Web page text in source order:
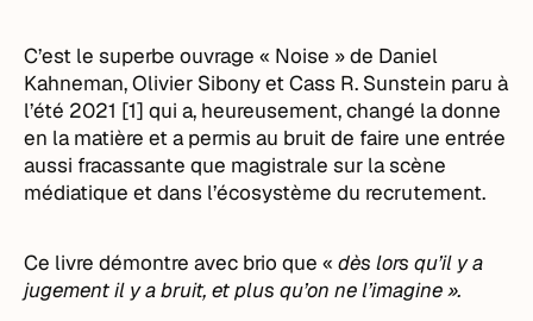
C’est le superbe ouvrage « Noise » de Daniel
Kahneman, Olivier Sibony et Cass R. Sunstein paru à
l’été 2021 [1] qui a, heureusement, changé la donne
en la matière et a permis au bruit de faire une entrée
aussi fracassante que magistrale sur la scène
médiatique et dans l’écosystème du recrutement.
Ce livre démontre avec brio que «dès lors qu’il y a
jugement il y a bruit, et plus qu’on ne l’imagine ».